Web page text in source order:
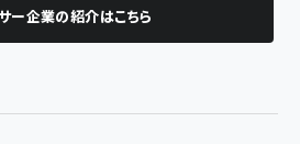
ー企業の紹介はこちら